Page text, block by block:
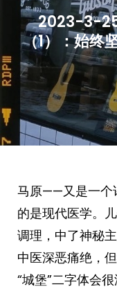
2023-3-25
（1）：始终
马原——又是一个
的是现代医学。
调理，中了神秘
中医深恶痛绝，
“城堡”二字体会